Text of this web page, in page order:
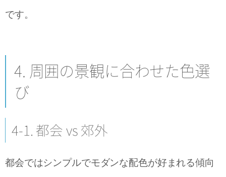
です。
4. 周囲の景観に合わせた色選
び
4-1. 都会 vs 郊外
都会ではシンプルでモダンな配色が好まれる傾向